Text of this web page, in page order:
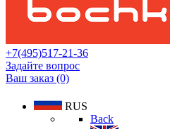
+7(495)517-21-36
Задайте вопрос
Ваш заказ (0)
RUS
Back